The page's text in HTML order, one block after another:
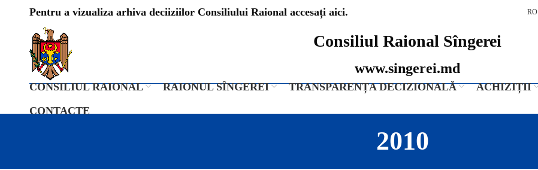
Pentru a vizualiza arhiva deciiziilor Consiliului Raional accesați aici. RO
Consiliul Raional Sîngerei
www.singerei.md
CONSILIUL RAIONAL RAIONUL SÎNGEREI TRANSPARENȚA DECIZIONALĂ ACHIZIȚII
CONTACTE
2010